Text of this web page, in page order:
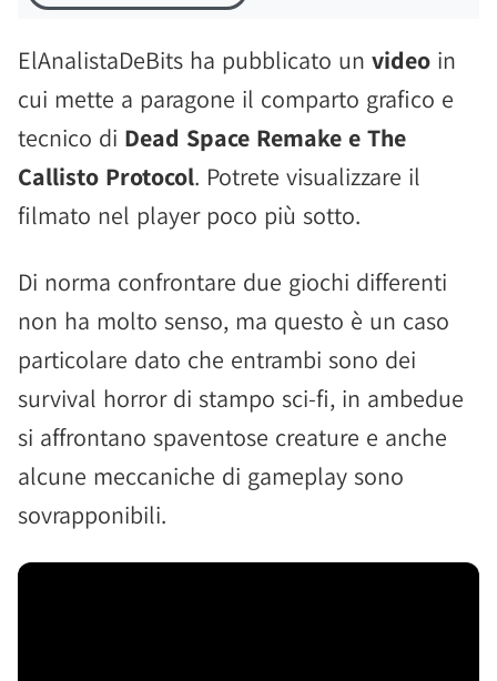
ElAnalistaDeBits ha pubblicato un video in
cui mette a paragone il comparto grafico e
tecnico di Dead Space Remake e The
Callisto Protocol. Potrete visualizzare il
filmato nel player poco più sotto.
Di norma confrontare due giochi differenti
non ha molto senso, ma questo è un caso
particolare dato che entrambi sono dei
survival horror di stampo sci-fi, in ambedue
si affrontano spaventose creature e anche
alcune meccaniche di gameplay sono
sovrapponibili.